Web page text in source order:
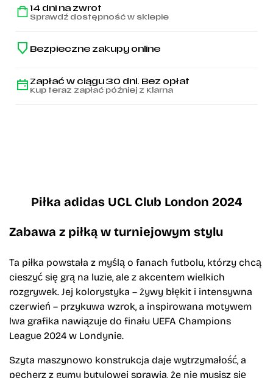
14 dni na zwrot
Sprawdź dostępność w sklepie
Bezpieczne zakupy online
Zapłać w ciągu 30 dni. Bez opłat
Kup teraz zapłać później z Klarna
Piłka adidas UCL Club London 2024
Zabawa z piłką w turniejowym stylu
Ta piłka powstała z myślą o fanach futbolu, którzy chcą
cieszyć się grą na luzie, ale z akcentem wielkich
rozgrywek. Jej kolorystyka – żywy błękit i intensywna
czerwień – przykuwa wzrok, a inspirowana motywem
lwa grafika nawiązuje do finału UEFA Champions
League 2024 w Londynie.
Szyta maszynowo konstrukcja daje wytrzymałość, a
pęcherz z gumy butylowej sprawia, że nie musisz się